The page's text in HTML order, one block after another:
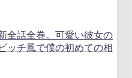
全話全巻。可愛い彼女の
ッチ風で僕の初めての相